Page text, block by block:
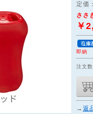
定価
ささ
￥
即納
注文
→ 返